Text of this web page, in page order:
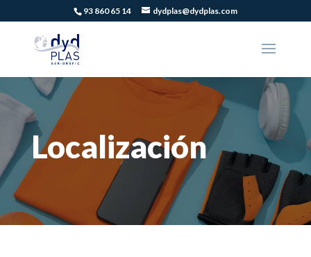
93 860 65 14 dydplas@dydplas.com
Localización